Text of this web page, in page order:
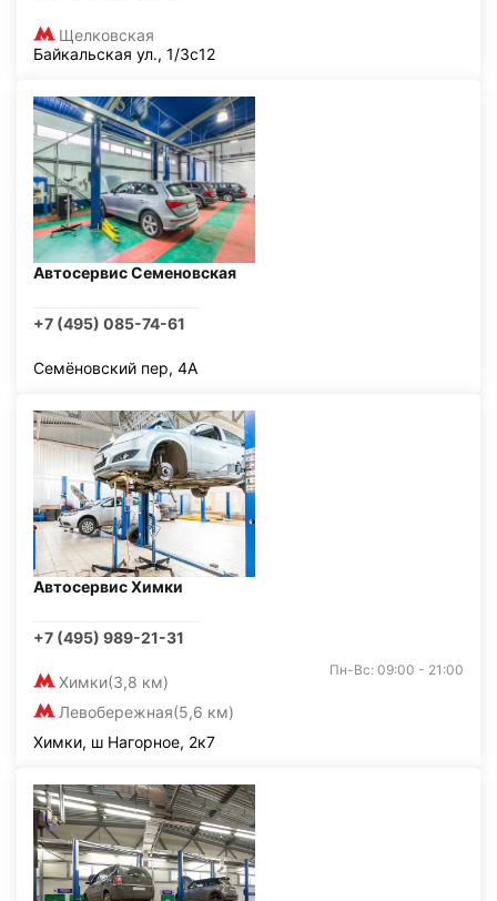
Щелковская
Байкальская ул., 1/3с12
Автосервис Семеновская
+7 (495) 085-74-61
Семёновский пер, 4А
Автосервис Химки
+7 (495) 989-21-31
Химки(3,8 км)
Левобережная(5,6 км)
Пн-Вс: 09:00 - 21:00
Химки, ш Нагорное, 2к7